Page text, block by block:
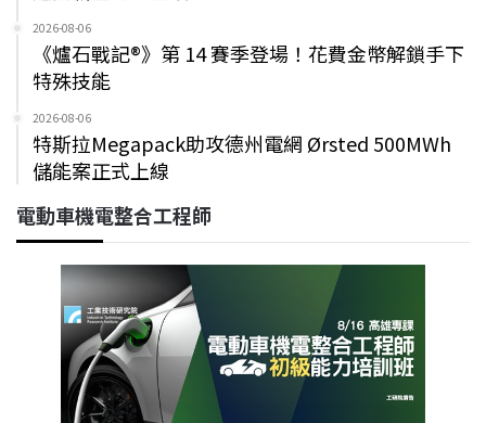
2026-08-06
《爐石戰記®》第 14 賽季登場！花費金幣解鎖手下
特殊技能
2026-08-06
特斯拉Megapack助攻德州電網 Ørsted 500MWh
儲能案正式上線
電動車機電整合工程師